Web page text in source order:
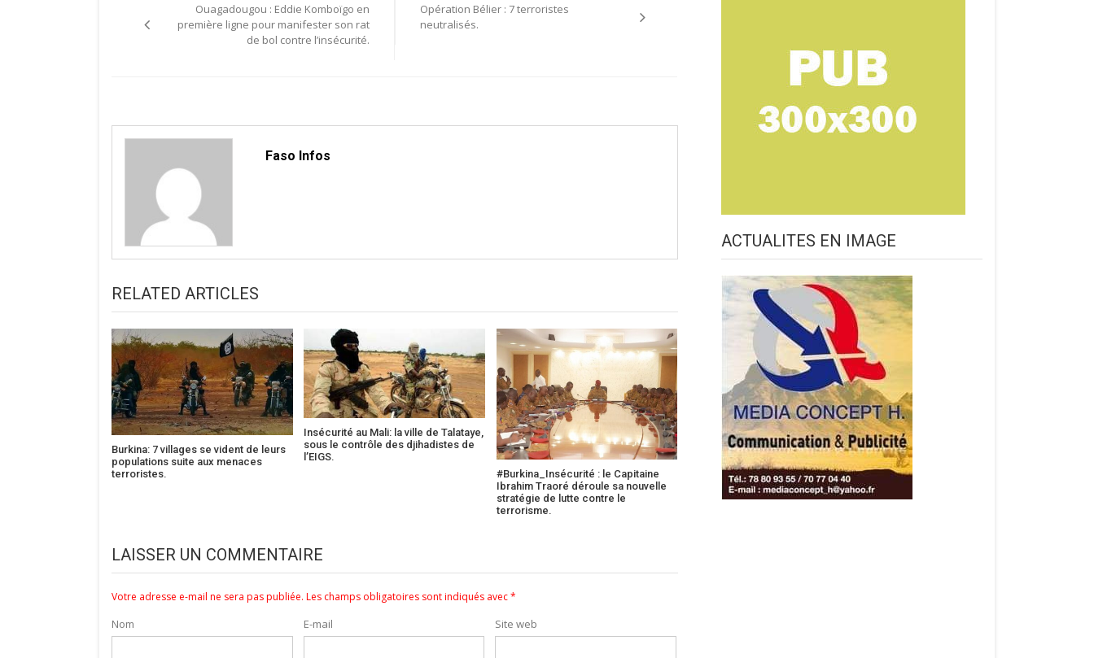
de
Ouagadougou : Eddie Komboïgo en
première ligne pour manifester son rat
de bol contre l’insécurité.
Opération Bélier : 7 terroristes
neutralisés.
Faso Infos
RELATED ARTICLES
Burkina: 7 villages se vident de leurs
populations suite aux menaces
terroristes.
Insécurité au Mali: la ville de Talataye,
sous le contrôle des djihadistes de
l’EIGS.
#Burkina_Insécurité : le Capitaine
Ibrahim Traoré déroule sa nouvelle
stratégie de lutte contre le
terrorisme.
LAISSER UN COMMENTAIRE
Votre adresse e-mail ne sera pas publiée. Les champs obligatoires sont indiqués avec*
Nom E-mail Site web
ACTUALITES EN IMAGE